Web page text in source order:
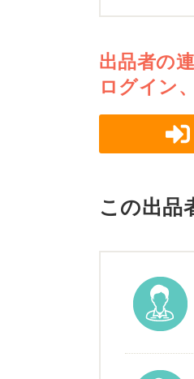
出品者の
ログイン
この出品